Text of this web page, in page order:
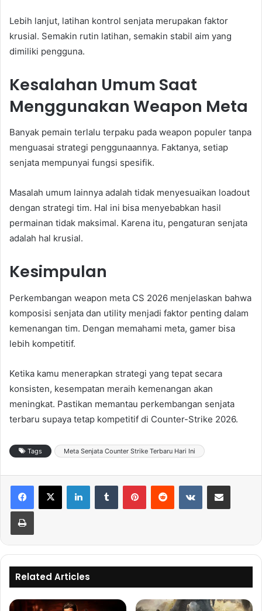
Lebih lanjut, latihan kontrol senjata merupakan faktor
krusial. Semakin rutin latihan, semakin stabil aim yang
dimiliki pengguna.
Kesalahan Umum Saat
Menggunakan Weapon Meta
Banyak pemain terlalu terpaku pada weapon populer tanpa
menguasai strategi penggunaannya. Faktanya, setiap
senjata mempunyai fungsi spesifik.
Masalah umum lainnya adalah tidak menyesuaikan loadout
dengan strategi tim. Hal ini bisa menyebabkan hasil
permainan tidak maksimal. Karena itu, pengaturan senjata
adalah hal krusial.
Kesimpulan
Perkembangan weapon meta CS 2026 menjelaskan bahwa
komposisi senjata dan utility menjadi faktor penting dalam
kemenangan tim. Dengan memahami meta, gamer bisa
lebih kompetitif.
Ketika kamu menerapkan strategi yang tepat secara
konsisten, kesempatan meraih kemenangan akan
meningkat. Pastikan memantau perkembangan senjata
terbaru supaya tetap kompetitif di Counter-Strike 2026.
Tags Meta Senjata Counter Strike Terbaru Hari Ini
Related Articles